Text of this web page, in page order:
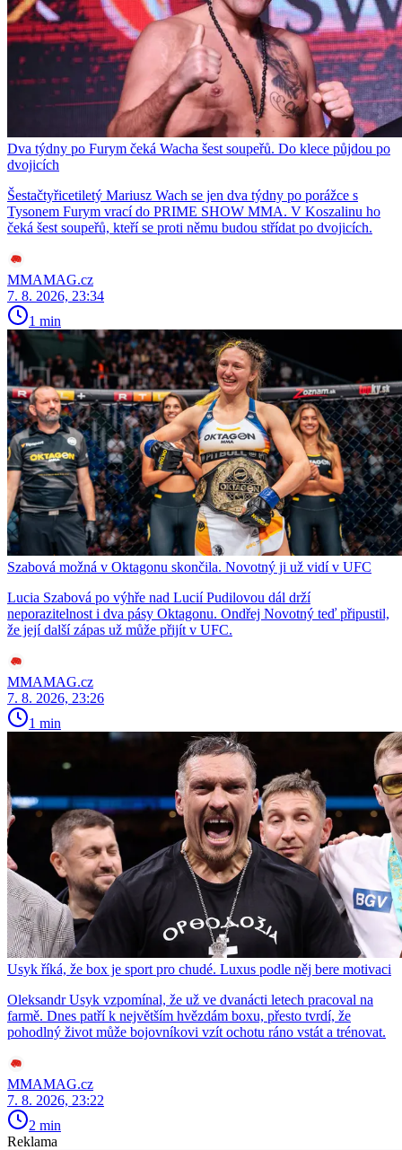
Dva týdny po Furym čeká Wacha šest soupeřů. Do klece půjdou po
dvojicích
Šestačtyřicetiletý Mariusz Wach se jen dva týdny po porážce s
Tysonem Furym vrací do PRIME SHOW MMA. V Koszalinu ho
čeká šest soupeřů, kteří se proti němu budou střídat po dvojicích.
MMAMAG.cz
7. 8. 2026, 23:34
1 min
Szabová možná v Oktagonu skončila. Novotný ji už vidí v UFC
Lucia Szabová po výhře nad Lucií Pudilovou dál drží
neporazitelnost i dva pásy Oktagonu. Ondřej Novotný teď připustil,
že její další zápas už může přijít v UFC.
MMAMAG.cz
7. 8. 2026, 23:26
1 min
Usyk říká, že box je sport pro chudé. Luxus podle něj bere motivaci
Oleksandr Usyk vzpomínal, že už ve dvanácti letech pracoval na
farmě. Dnes patří k největším hvězdám boxu, přesto tvrdí, že
pohodlný život může bojovníkovi vzít ochotu ráno vstát a trénovat.
MMAMAG.cz
7. 8. 2026, 23:22
2 min
Reklama